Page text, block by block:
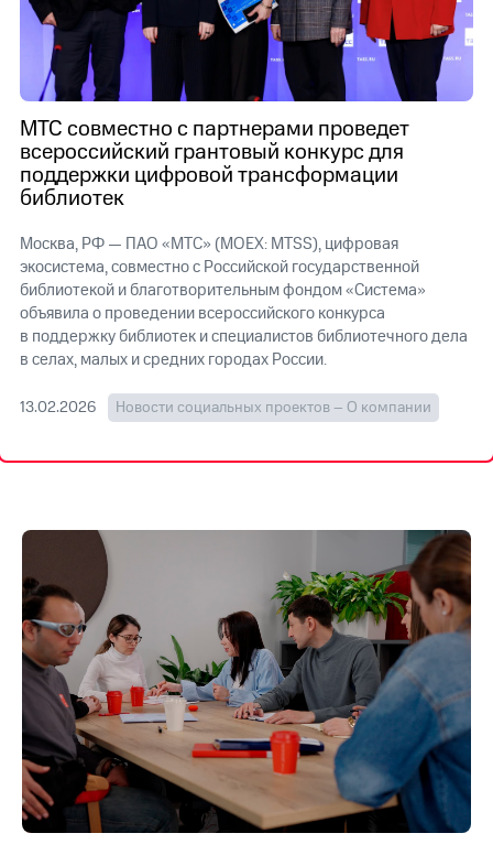
Достижения
Интервью
Финансовая
отчетность
Контакты
в
регионе
и акционерам
Корпоративное
управление
Корпоративный
секретарь
информации
ПАО
"МТС"
Собрания
акционеров
Личный
кабинет
акционера
Акционерный
капитал
Контроль
и
аудит
Рынок
акций
МТС совместно с партнерами проведет
всероссийский грантовый конкурс для
поддержки цифровой трансформации
библиотек
Москва, РФ — ПАО «МТС» (MOEX: MTSS), цифровая
экосистема, совместно с Российской государственной
библиотекой и благотворительным фондом «Система»
объявила о проведении всероссийского конкурса
в поддержку библиотек и специалистов библиотечного дела
в селах, малых и средних городах России.
13.02.2026 Новости социальных проектов – О компании